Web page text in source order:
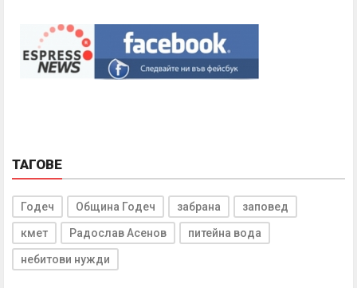
ТАГОВЕ
Годеч Община Годеч забрана заповед
кмет Радослав Асенов питейна вода
небитови нужди